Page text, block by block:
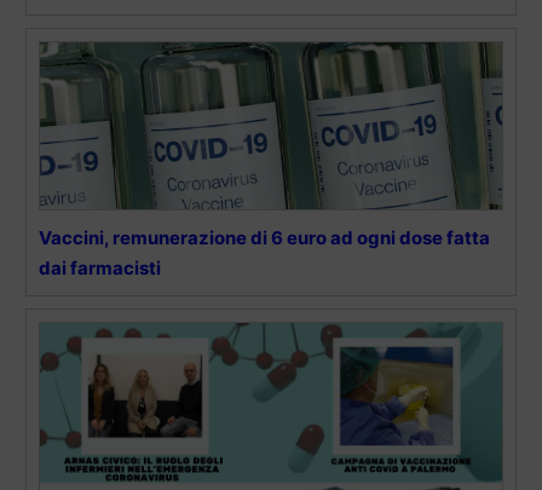
Vaccini, remunerazione di 6 euro ad ogni dose fatta
dai farmacisti